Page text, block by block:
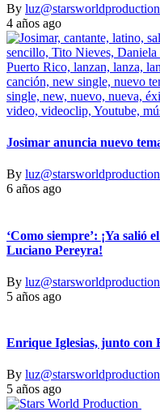
By
4 años ago
Josimar anuncia nuevo
By
6 años ago
‘Como siempre’: ¡Ya salió
Luciano Pereyra!
By
5 años ago
Enrique Iglesias, junto con
By
5 años ago